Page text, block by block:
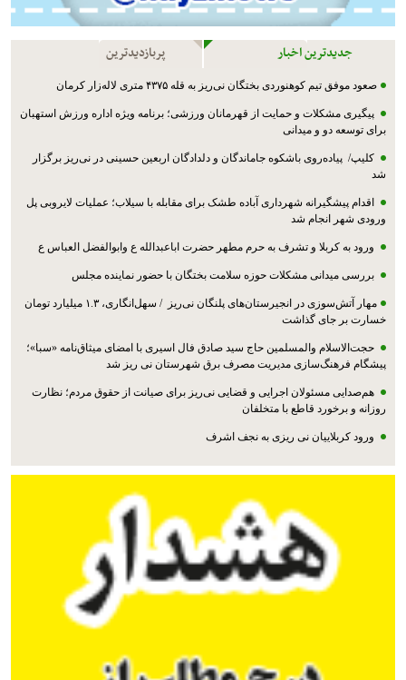
جدیدترین اخبار پربازدیدترین
صعود موفق تیم کوهنوردی بختگان نی‌ریز به قله ۴۳۷۵ متری لاله‌زار کرمان
پیگیری مشکلات و حمایت از قهرمانان ورزشی؛ برنامه ویژه اداره ورزش استهبان
برای توسعه دو و میدانی
کلیپ/ پیاده‌روی باشکوه جاماندگان و دلدادگان اربعین حسینی در نی‌ریز برگزار
شد
اقدام پیشگیرانه شهرداری آباده طشک برای مقابله با سیلاب؛ عملیات لایروبی پل
ورودی شهر انجام شد
ورود به کربلا و تشرف به حرم مطهر حضرت اباعبدالله ع وابوالفضل العباس ع
بررسی میدانی مشکلات حوزه سلامت بختگان با حضور نماینده مجلس
مهار آتش‌سوزی در انجیرستان‌های پلنگان نی‌ریز / سهل‌انگاری، ۱.۳ میلیارد تومان
خسارت بر جای گذاشت
حجت‌الاسلام والمسلمین حاج سید صادق فال اسیری با امضای میثاق‌نامه «سبا»؛
پیشگام فرهنگ‌سازی مدیریت مصرف برق شهرستان نی ریز شد
هم‌صدایی مسئولان اجرایی و قضایی نی‌ریز برای صیانت از حقوق مردم؛ نظارت
روزانه و برخورد قاطع با متخلفان
ورود کربلاییان نی ریزی به نجف اشرف